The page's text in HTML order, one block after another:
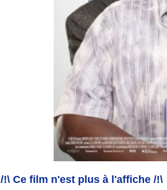
/!\ Ce film n'est plus à l'affiche /!\